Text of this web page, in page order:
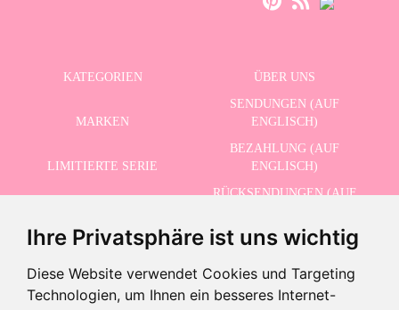
Ihre Privatsphäre ist uns wichtig
Diese Website verwendet Cookies und Targeting
Technologien, um Ihnen ein besseres Internet-
KATEGORIEN ÜBER UNS
MARKEN
SENDUNGEN (AUF
ENGLISCH)
LIMITIERTE SERIE
BEZAHLUNG (AUF
ENGLISCH)
RÜCKSENDUNGEN (AUF
SCHLUSSVERKAUF
KONTAKT
ERHALTEN SIE UNSERE NEUESTEN NACHRICHTEN AUF ENGLISCH